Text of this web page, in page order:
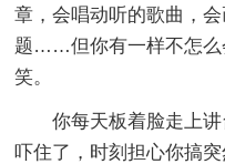
章，会唱动听的歌曲，
题……但你有一样不怎
笑。
你每天板着脸走上
吓住了，时刻担心你搞